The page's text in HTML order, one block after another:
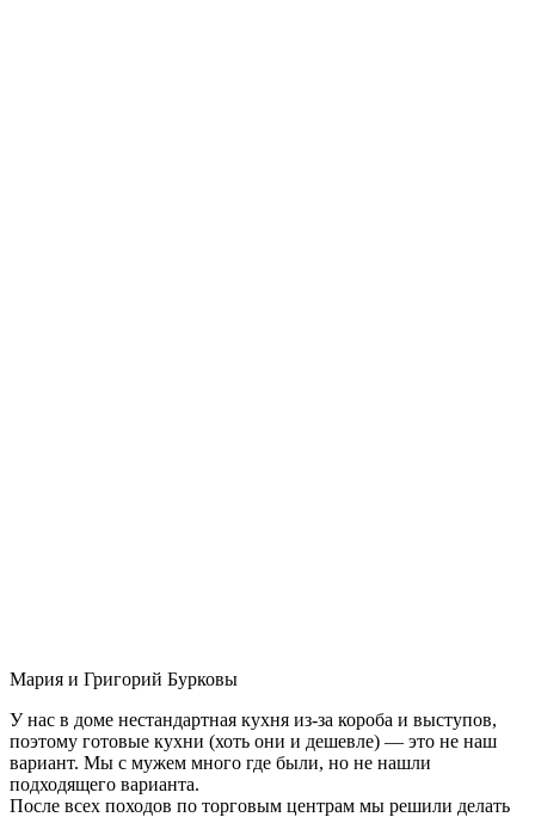
Мария и Григорий Бурковы
У нас в доме нестандартная кухня из-за короба и выступов,
поэтому готовые кухни (хоть они и дешевле) — это не наш
вариант. Мы с мужем много где были, но не нашли
подходящего варианта.
После всех походов по торговым центрам мы решили делать